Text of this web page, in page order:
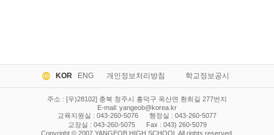
KOR ENG 개인정보처리방침 학교정보공시
주소 : [우)28102] 충북 청주시 흥덕구 옥산면 환희길 277번지
E-mail: yangeob@korea.kr
교육지원실 : 043-260-5076
행정실 : 043-260-5077
교장실 : 043-260-5075
Fax : 043) 260-5079
Copyright © 2007 YANGEOB HIGH SCHOOL All rights reserved.